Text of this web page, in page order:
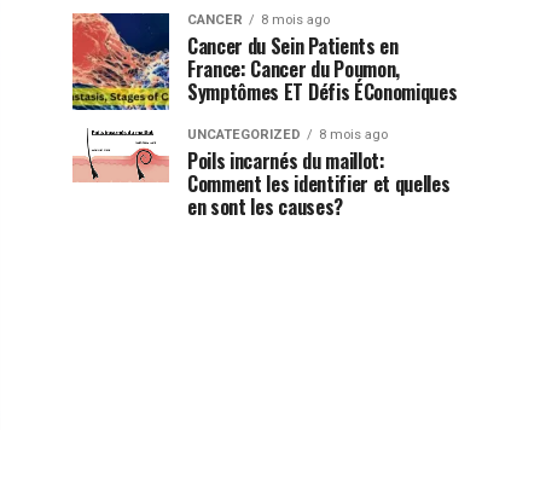
CANCER 8 mois ago
Cancer du Sein Patients en
France: Cancer du Poumon,
Symptômes ET Défis ÉConomiques
UNCATEGORIZED 8 mois ago
Poils incarnés du maillot:
Comment les identifier et quelles
en sont les causes?